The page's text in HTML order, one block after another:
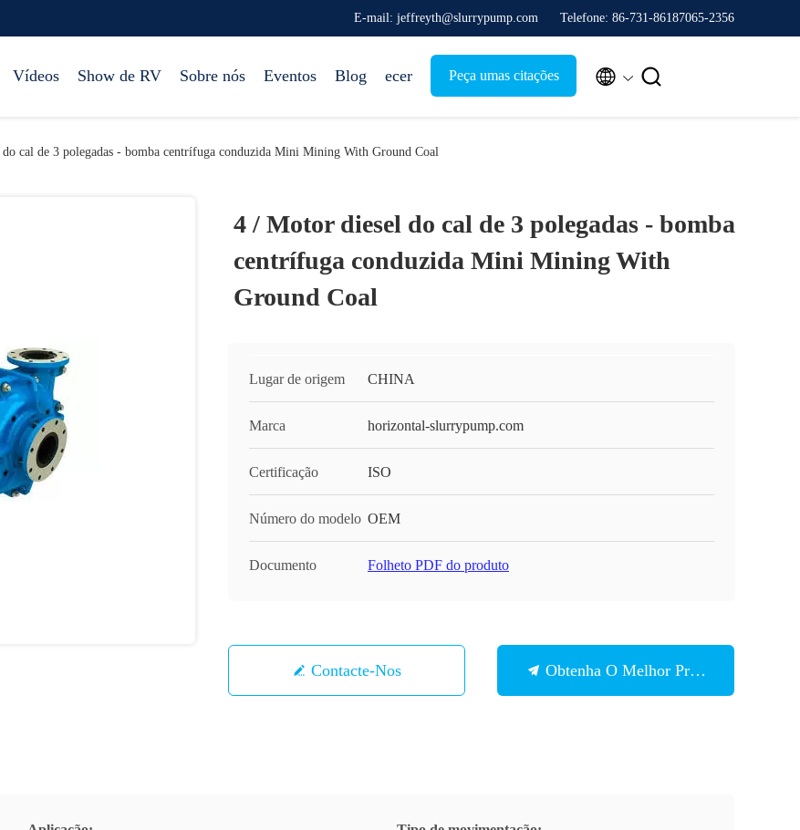
E-mail: jeffreyth@slurrypump.com Telefone: 86-731-86187065-2356
Vídeos Show de RV Sobre nós Eventos Blog ecer Peça umas citações  
cal de 3 polegadas - bomba centrífuga conduzida Mini Mining With Ground Coal
4 / Motor diesel do cal de 3 polegadas - bomba
centrífuga conduzida Mini Mining With
Ground Coal
Lugar de origem CHINA
Marca horizontal-slurrypump.com
Certificação ISO
Número do modelo OEM
Documento Folheto PDF do produto
Contacte-Nos Obtenha O Melhor Preço